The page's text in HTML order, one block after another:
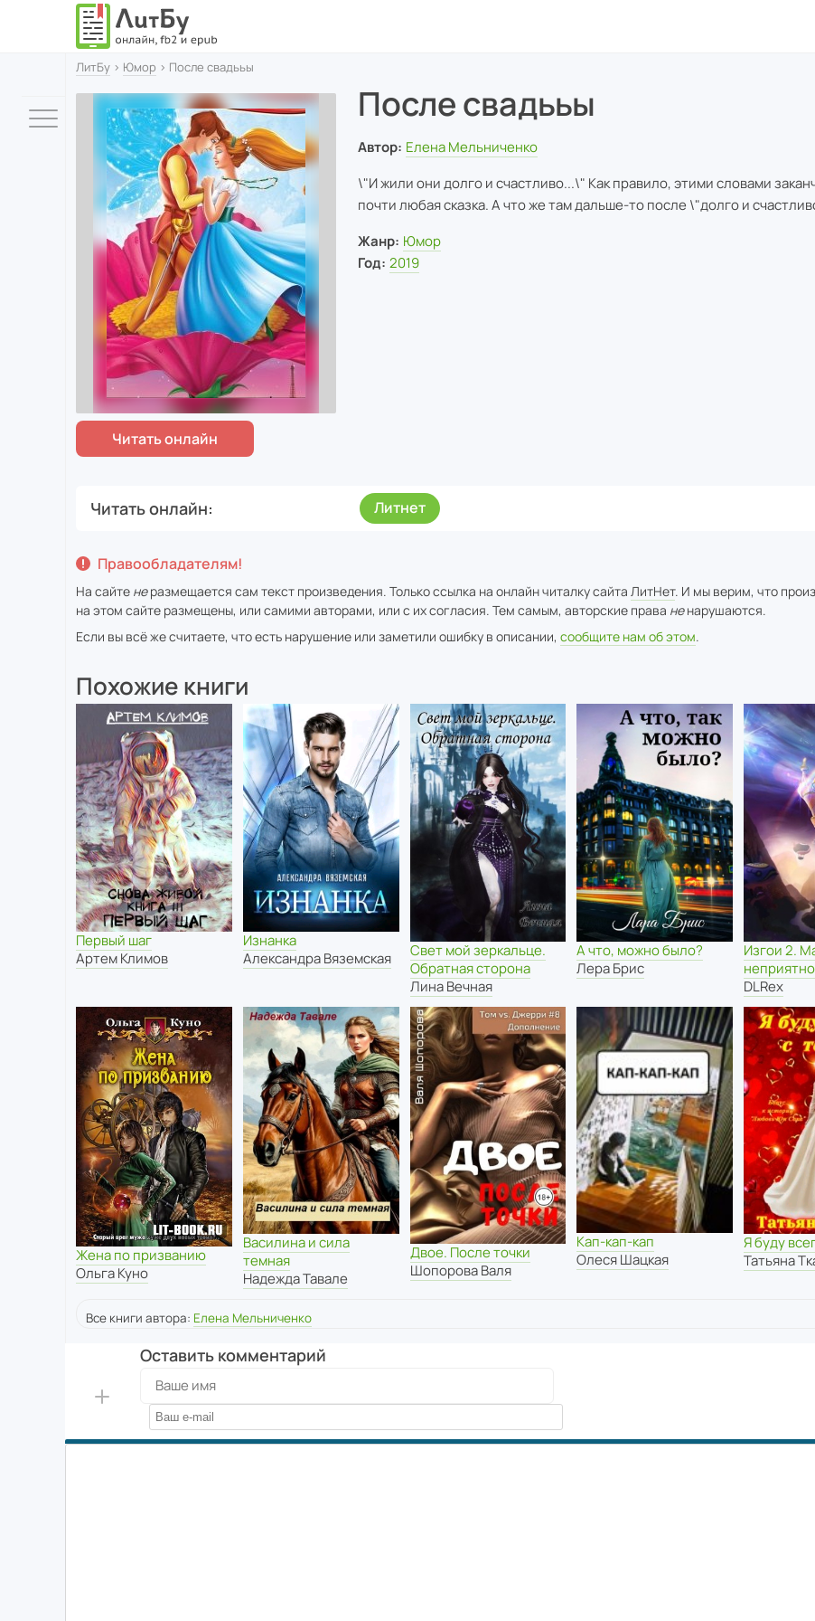
ЛитБу › Юмор › После свадььы
После свадььы
Автор: Елена Мельниченко
\"И жили они долго и счастливо...\" Как правило, этими словами
почти любая сказка. А что же там дальше-то после \"долго и
Жанр: Юмор
Год: 2019
Читать онлайн Литнет
Правообладателям!
На сайте неразмещается сам текст произведения. Только ссылка на онлайн читалку сайта ЛитНет. И мы верим, что
на этом сайте размещены, или самими авторами, или с их согласия. Тем самым, авторские права ненарушаются.
Если вы всё же считаете, что есть нарушение или заметили ошибку в описании, сообщите нам об этом.
Похожие книги
Первый шаг
Артем Климов
Изнанка
Александра Вяземская
Свет мой зеркальце.
Обратная сторона
Лина Вечная
А что, можно было?
Лера Брис
Изгои 2.
DLRex
Жена по призванию
Ольга Куно
Василина и сила
темная
Надежда Тавале
Двое. После точки
Шопорова Валя
Кап-кап-кап
Олеся Шацкая
Я буду
Татьяна
Все книги автора: Елена Мельниченко
Оставить комментарий